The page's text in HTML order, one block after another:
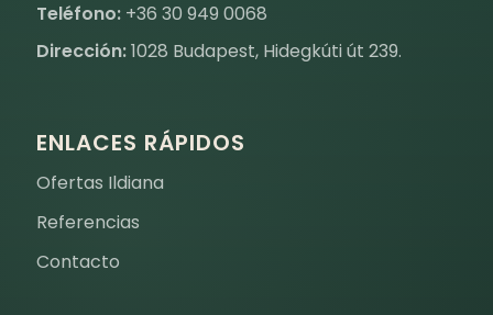
Teléfono: +36 30 949 0068
Dirección:1028 Budapest, Hidegkúti út 239.
ENLACES RÁPIDOS
Ofertas Ildiana
Referencias
Contacto